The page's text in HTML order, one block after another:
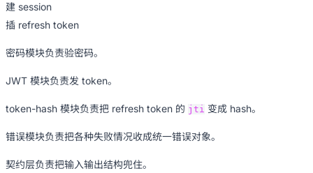
建 session
插 refresh token
密码模块负责验密码。
JWT 模块负责发 token。
token-hash 模块负责把 refresh token 的 jti 变成 hash。
错误模块负责把各种失败情况收成统一错误对象。
契约层负责把输入输出结构兜住。